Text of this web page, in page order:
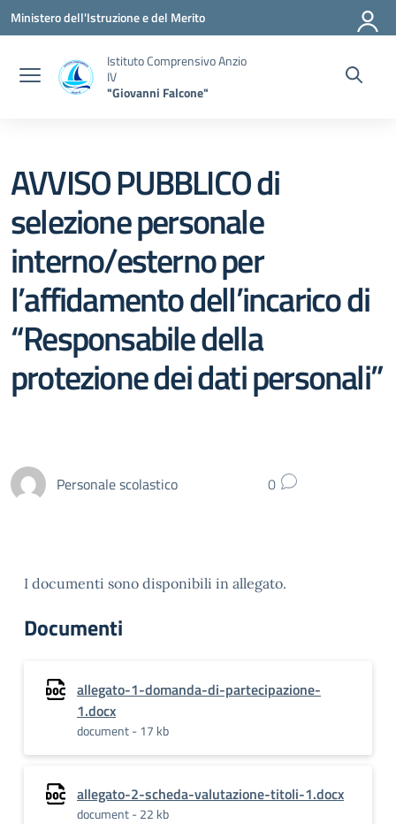
Vai ai contenuti
Vai al menu di navigazione
Vai al footer
Ministero dell'Istruzione e del Merito
Istituto Comprensivo Anzio
IV
"Giovanni Falcone"
AVVISO PUBBLICO di
selezione personale
interno/esterno per
l’affidamento dell’incarico di
“Responsabile della
protezione dei dati personali”
Personale scolastico 0
I documenti sono disponibili in allegato.
Documenti
allegato-1-domanda-di-partecipazione-
1.docx
document - 17 kb
allegato-2-scheda-valutazione-titoli-1.docx
document - 22 kb